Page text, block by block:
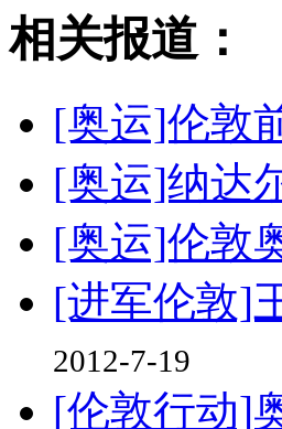
相关报道：
[奥运]伦敦
[奥运]纳达
[奥运]伦敦
[进军伦敦]
2012-7-19
[伦敦行动]